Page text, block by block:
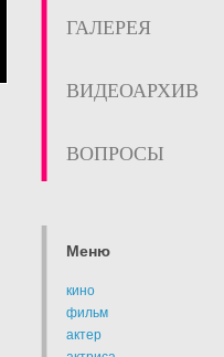
ГАЛЕРЕЯ
ВИДЕОАРХИВ
ВОПРОСЫ
Меню
кино
фильм
актер